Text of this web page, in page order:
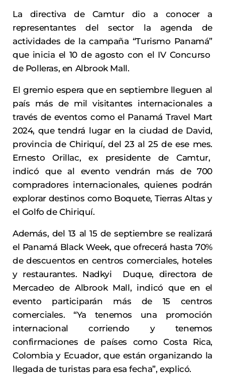
La directiva de Camtur dio a conocer a
representantes del sector la agenda de
actividades de la campaña “Turismo Panamá”
que inicia el 10 de agosto con el IV Concurso
de Polleras, en Albrook Mall.
El gremio espera que en septiembre lleguen al
país más de mil visitantes internacionales a
través de eventos como el Panamá Travel Mart
2024, que tendrá lugar en la ciudad de David,
provincia de Chiriquí, del 23 al 25 de ese mes.
Ernesto Orillac, ex presidente de Camtur,
indicó que al evento vendrán más de 700
compradores internacionales, quienes podrán
explorar destinos como Boquete, Tierras Altas y
el Golfo de Chiriquí.
Además, del 13 al 15 de septiembre se realizará
el Panamá Black Week, que ofrecerá hasta 70%
de descuentos en centros comerciales, hoteles
y restaurantes. Nadkyi Duque, directora de
Mercadeo de Albrook Mall, indicó que en el
evento participarán más de 15 centros
comerciales. “Ya tenemos una promoción
internacional corriendo y tenemos
confirmaciones de países como Costa Rica,
Colombia y Ecuador, que están organizando la
llegada de turistas para esa fecha”, explicó.